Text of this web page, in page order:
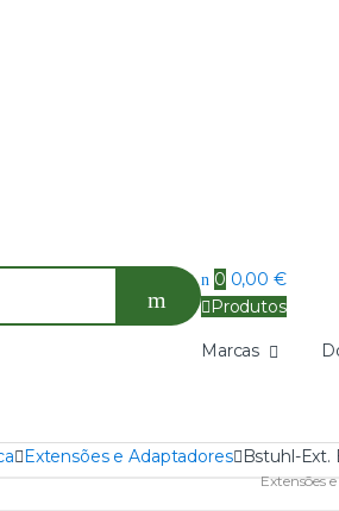
0 0,00 €
Produtos
Marcas
Extensões e Adaptadores Bstuhl-Ext.
Extensões